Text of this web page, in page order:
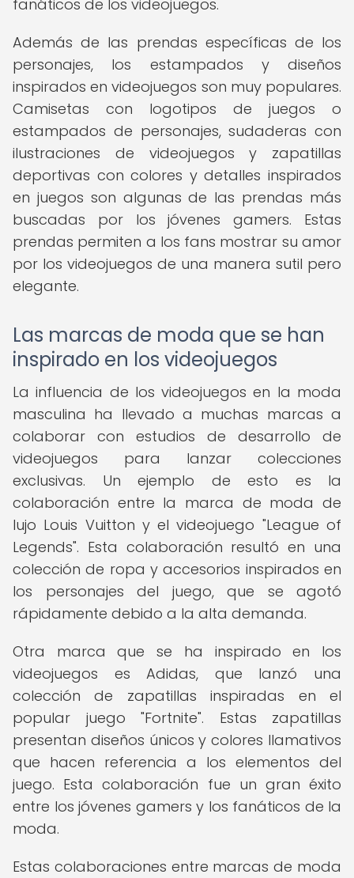
fanáticos de los videojuegos.
Además de las prendas específicas de los
personajes, los estampados y diseños
inspirados en videojuegos son muy populares.
Camisetas con logotipos de juegos o
estampados de personajes, sudaderas con
ilustraciones de videojuegos y zapatillas
deportivas con colores y detalles inspirados
en juegos son algunas de las prendas más
buscadas por los jóvenes gamers. Estas
prendas permiten a los fans mostrar su amor
por los videojuegos de una manera sutil pero
elegante.
Las marcas de moda que se han
inspirado en los videojuegos
La influencia de los videojuegos en la moda
masculina ha llevado a muchas marcas a
colaborar con estudios de desarrollo de
videojuegos para lanzar colecciones
exclusivas. Un ejemplo de esto es la
colaboración entre la marca de moda de
lujo Louis Vuitton y el videojuego "League of
Legends". Esta colaboración resultó en una
colección de ropa y accesorios inspirados en
los personajes del juego, que se agotó
rápidamente debido a la alta demanda.
Otra marca que se ha inspirado en los
videojuegos es Adidas, que lanzó una
colección de zapatillas inspiradas en el
popular juego "Fortnite". Estas zapatillas
presentan diseños únicos y colores llamativos
que hacen referencia a los elementos del
juego. Esta colaboración fue un gran éxito
entre los jóvenes gamers y los fanáticos de la
moda.
Estas colaboraciones entre marcas de moda